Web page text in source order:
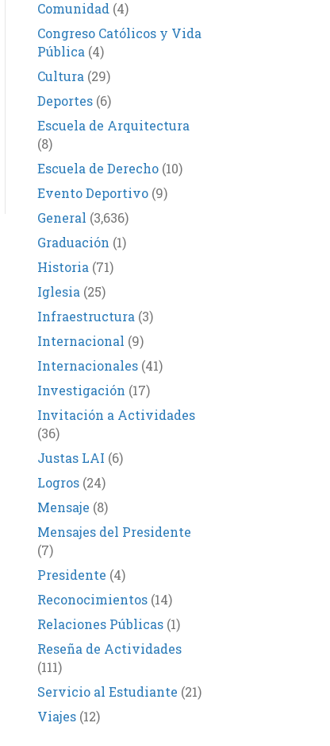
Comunidad (4)
Congreso Católicos y Vida
Pública (4)
Cultura (29)
Deportes(6)
Escuela de Arquitectura
(8)
Escuela de Derecho(10)
Evento Deportivo(9)
General (3,636)
Graduación (1)
Historia (71)
Iglesia (25)
Infraestructura (3)
Internacional (9)
Internacionales(41)
Investigación (17)
Invitación a Actividades
(36)
Justas LAI (6)
Logros(24)
Mensaje (8)
Mensajes del Presidente
(7)
Presidente (4)
Reconocimientos(14)
Relaciones Públicas(1)
Reseña de Actividades
(111)
Servicio al Estudiante (21)
Viajes(12)